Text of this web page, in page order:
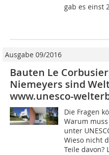
gab es einst
Ausgabe 09/2016
Bauten Le
Niemeyers sind
www.unesco-
Die Fragen
Warum
unter
Wieso nicht
Teile davon?